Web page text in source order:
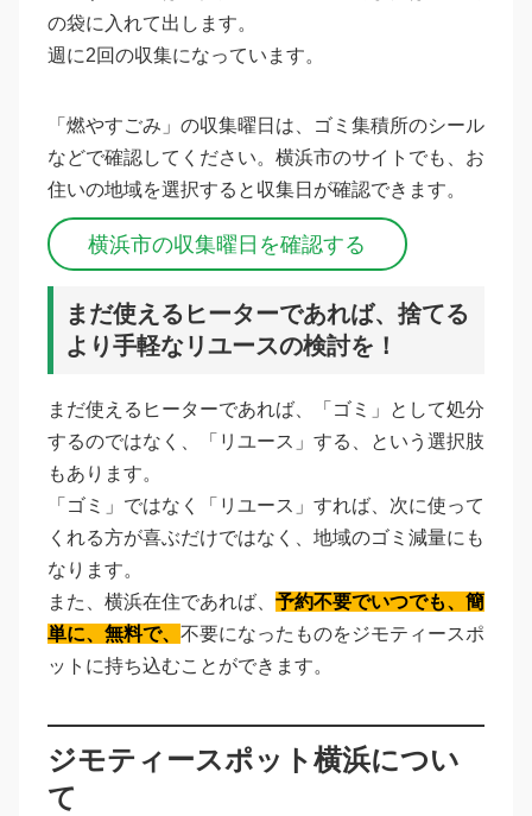
の袋に入れて出します。
週に2回の収集になっています。
「燃やすごみ」の収集曜日は、ゴミ集積所のシール
などで確認してください。横浜市のサイトでも、お
住いの地域を選択すると収集日が確認できます。
横浜市の収集曜日を確認する
まだ使えるヒーターであれば、捨てる
より手軽なリユースの検討を！
まだ使えるヒーターであれば、「ゴミ」として処分
するのではなく、「リユース」する、という選択肢
もあります。
「ゴミ」ではなく「リユース」すれば、次に使って
くれる方が喜ぶだけではなく、地域のゴミ減量にも
なります。
また、横浜在住であれば、 予約不要でいつでも、簡
単に、無料で、 不要になったものをジモティースポ
ットに持ち込むことができます。
ジモティースポット横浜につい
て